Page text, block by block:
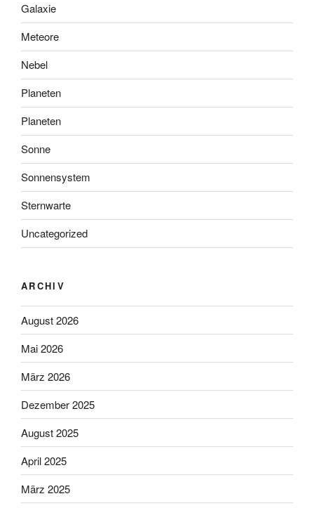
Galaxie
Meteore
Nebel
Planeten
Planeten
Sonne
Sonnensystem
Sternwarte
Uncategorized
ARCHIV
August 2026
Mai 2026
März 2026
Dezember 2025
August 2025
April 2025
März 2025